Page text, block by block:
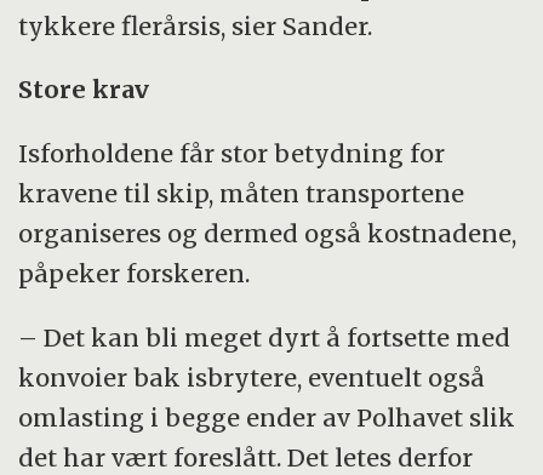
tykkere flerårsis, sier Sander.
Store krav
Isforholdene får stor betydning for
kravene til skip, måten transportene
organiseres og dermed også kostnadene,
påpeker forskeren.
– Det kan bli meget dyrt å fortsette med
konvoier bak isbrytere, eventuelt også
omlasting i begge ender av Polhavet slik
det har vært foreslått. Det letes derfor